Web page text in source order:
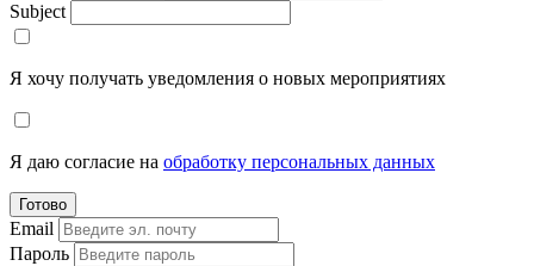
Subject
Я хочу получать уведомления о новых мероприятиях
Я даю согласие на обработку персональных данных
Готово
Email
Пароль